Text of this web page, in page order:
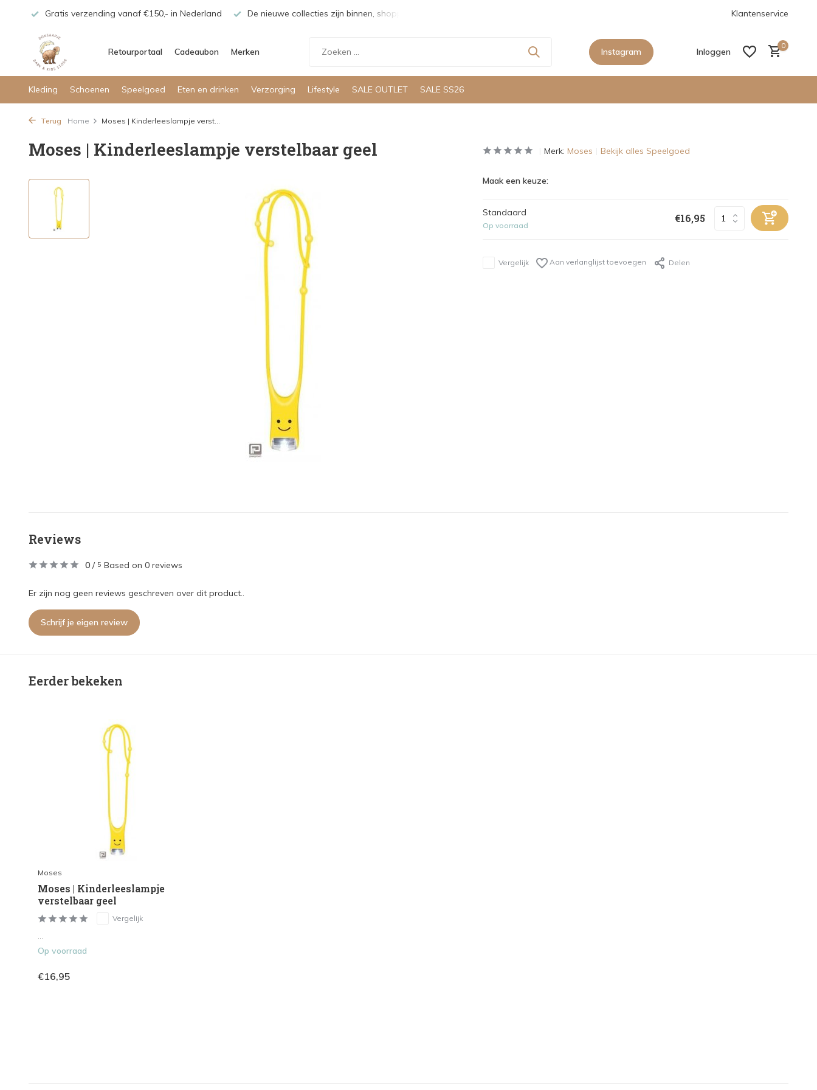
Gratis verzending vanaf €150,- in Nederland De nieuwe collecties zijn binnen, shoppen maar! De nieuwe collecties zijn binnen,
Klantenservice
Retourportaal Cadeaubon Merken Instagram Inloggen
0
Kleding Schoenen Speelgoed Eten en drinken Verzorging Lifestyle SALE OUTLET SALE SS26
Terug Home Moses | Kinderleeslampje verst...
Moses | Kinderleeslampje verstelbaar geel Merk: Moses Bekijk alles Speelgoed
Maak een keuze:
Standaard
Op voorraad
€16,95
Vergelijk Aan verlanglijst toevoegen Delen
Reviews
0 / 5 Based on 0 reviews
Er zijn nog geen reviews geschreven over dit product..
Schrijf je eigen review
Eerder bekeken
Moses
Moses | Kinderleeslampje
verstelbaar geel
Vergelijk
Op voorraad
€16,95